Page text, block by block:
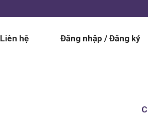
Liên hệ Đăng nhập / Đăng ký